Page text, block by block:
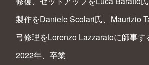
製作をDaniele Scolari氏、Maurizio
弓修理をLorenzo Lazzaratoに師事す
2022年、卒業